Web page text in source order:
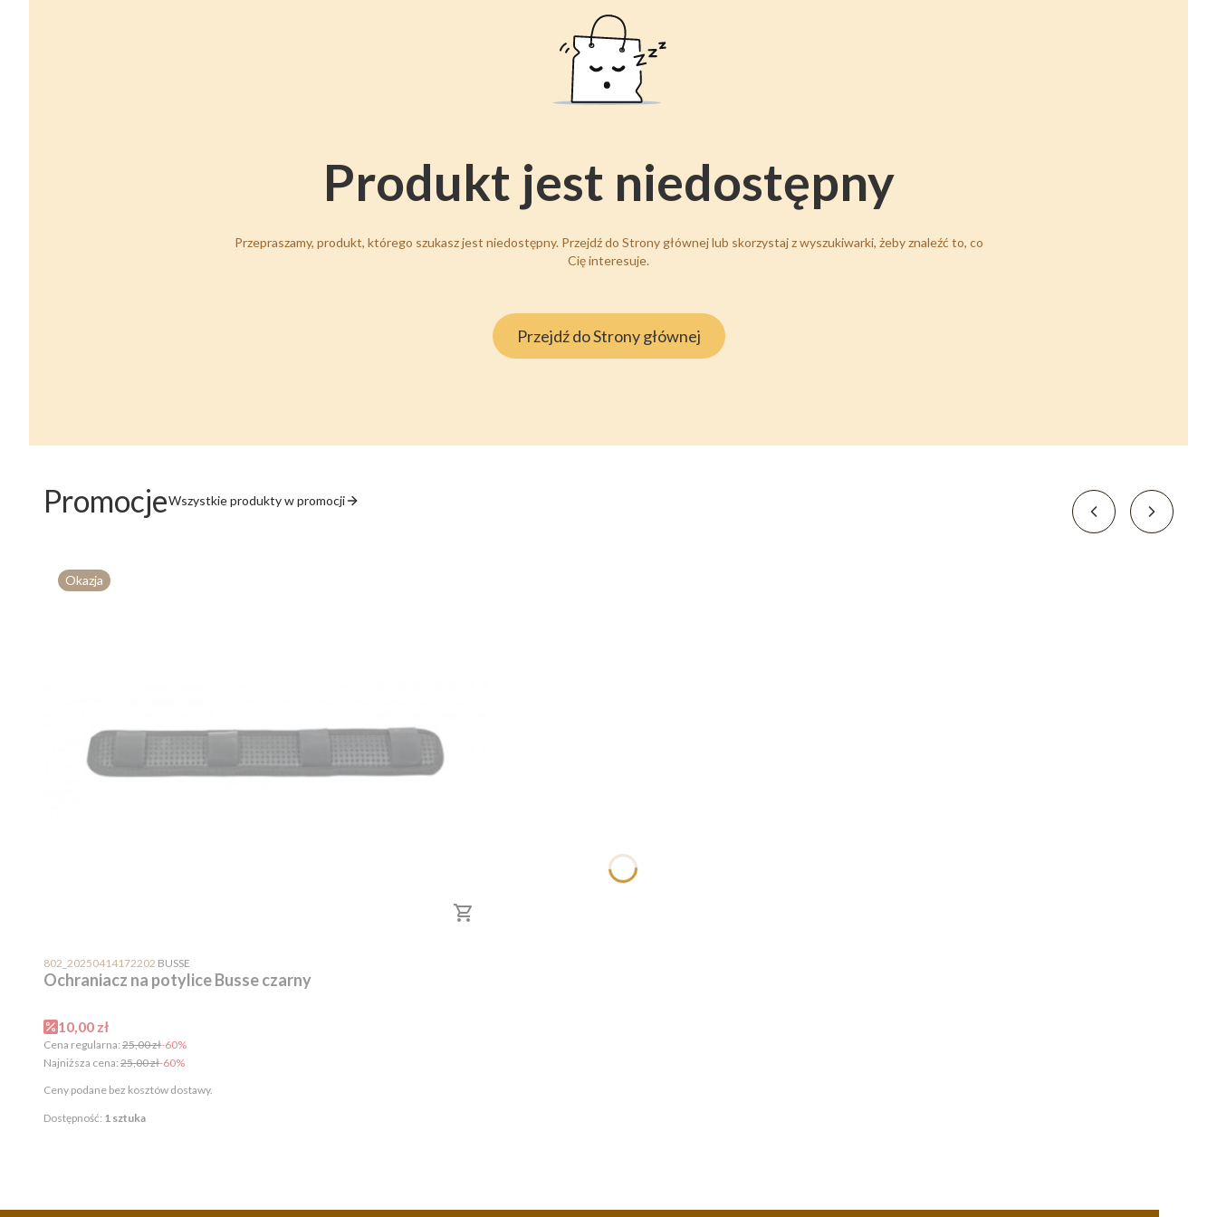
Produkt jest niedostępny
Przepraszamy, produkt, którego szukasz jest niedostępny. Przejdź do Strony głównej lub skorzystaj z wyszukiwarki, żeby znaleźć to, co
Cię interesuje.
Przejdź do Strony głównej
PromocjeWszystkie produkty w promocji
Okazja
802_20250414172202 PRODUCENT
BUSSE
Ochraniacz na potylice Busse czarny
Cena promocyjna
10,00 zł
Cena regularna: 25,00 zł-60%
Najniższa cena: 25,00 zł-60%
Ceny podane bez kosztów dostawy.
Dostępność: 1 sztuka